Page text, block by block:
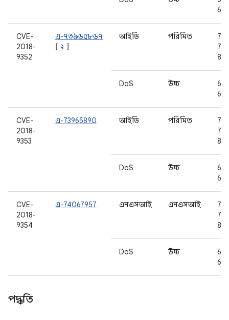
CVE-
2018-
9352
এ-৭৩৯৬৫৮৬৭
[ ২ ]
আইডি পরিমিত
DoS উচ্চ
CVE-
2018-
9353
এ-73965890 আইডি পরিমিত
DoS উচ্চ
CVE-
2018-
9354
এ-74067957 এনএসআই এনএসআই
DoS উচ্চ
পদ্ধতি